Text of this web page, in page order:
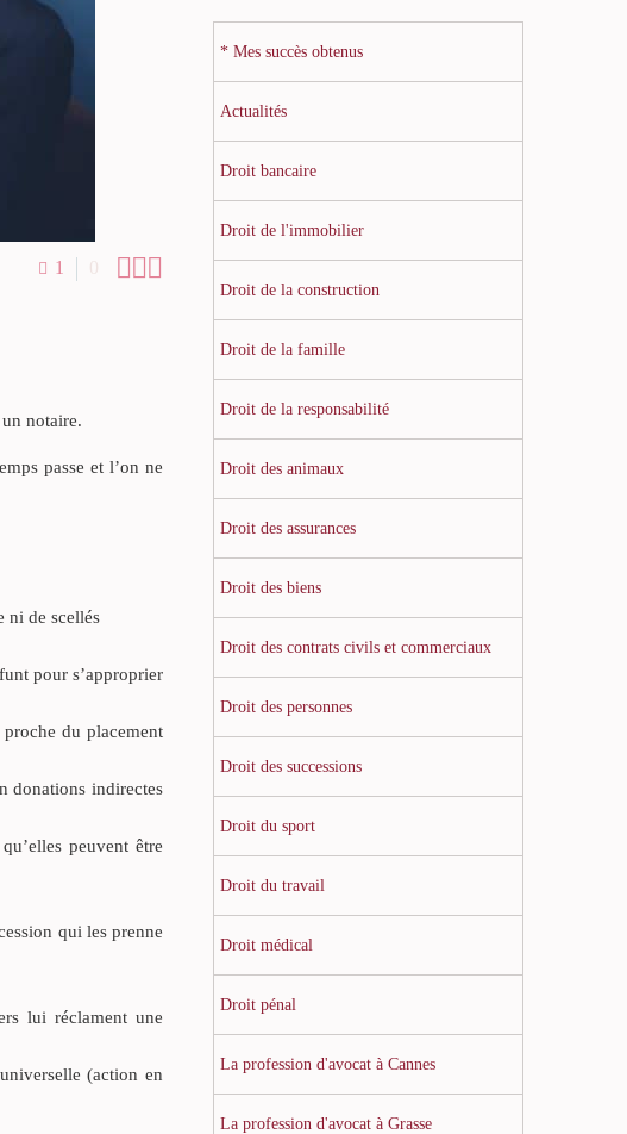
1 0 
notaire.
passe et l’on ne
ni de scellés
pour s’approprier
du placement
donations indirectes
peuvent être
qui les prenne
lui réclament une
(action en
* Mes succès obtenus
Actualités
Droit bancaire
Droit de l'immobilier
Droit de la construction
Droit de la famille
Droit de la responsabilité
Droit des animaux
Droit des assurances
Droit des biens
Droit des contrats civils et commerciaux
Droit des personnes
Droit des successions
Droit du sport
Droit du travail
Droit médical
Droit pénal
La profession d'avocat à Cannes
La profession d'avocat à Grasse